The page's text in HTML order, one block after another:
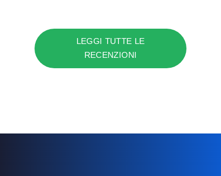
LEGGI TUTTE LE
RECENZIONI